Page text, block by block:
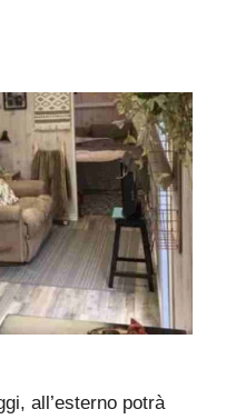
all’esterno potrà